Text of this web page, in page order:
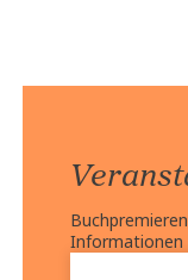
Informationen